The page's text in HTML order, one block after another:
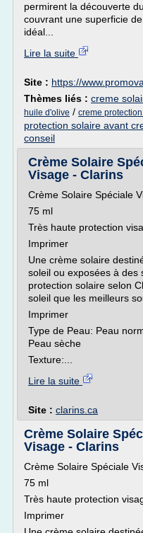
permirent la découverte
couvrant une superficie
idéal...
Lire la suite
Site : https://
Thèmes liés : creme
huile d'olive / creme
protection solaire avant
conseil
Crème Solaire
Visage - Clarins
Crème Solaire Spéciale
75 ml
Très haute protection
Imprimer
Une crème solaire
soleil ou exposées à des
protection solaire selon
soleil que les meilleurs
Imprimer
Type de Peau: Peau
Peau sèche
Texture:...
Lire la suite
Site : clarins.ca
Crème Solaire
Visage - Clarins
Crème Solaire Spéciale
75 ml
Très haute protection
Imprimer